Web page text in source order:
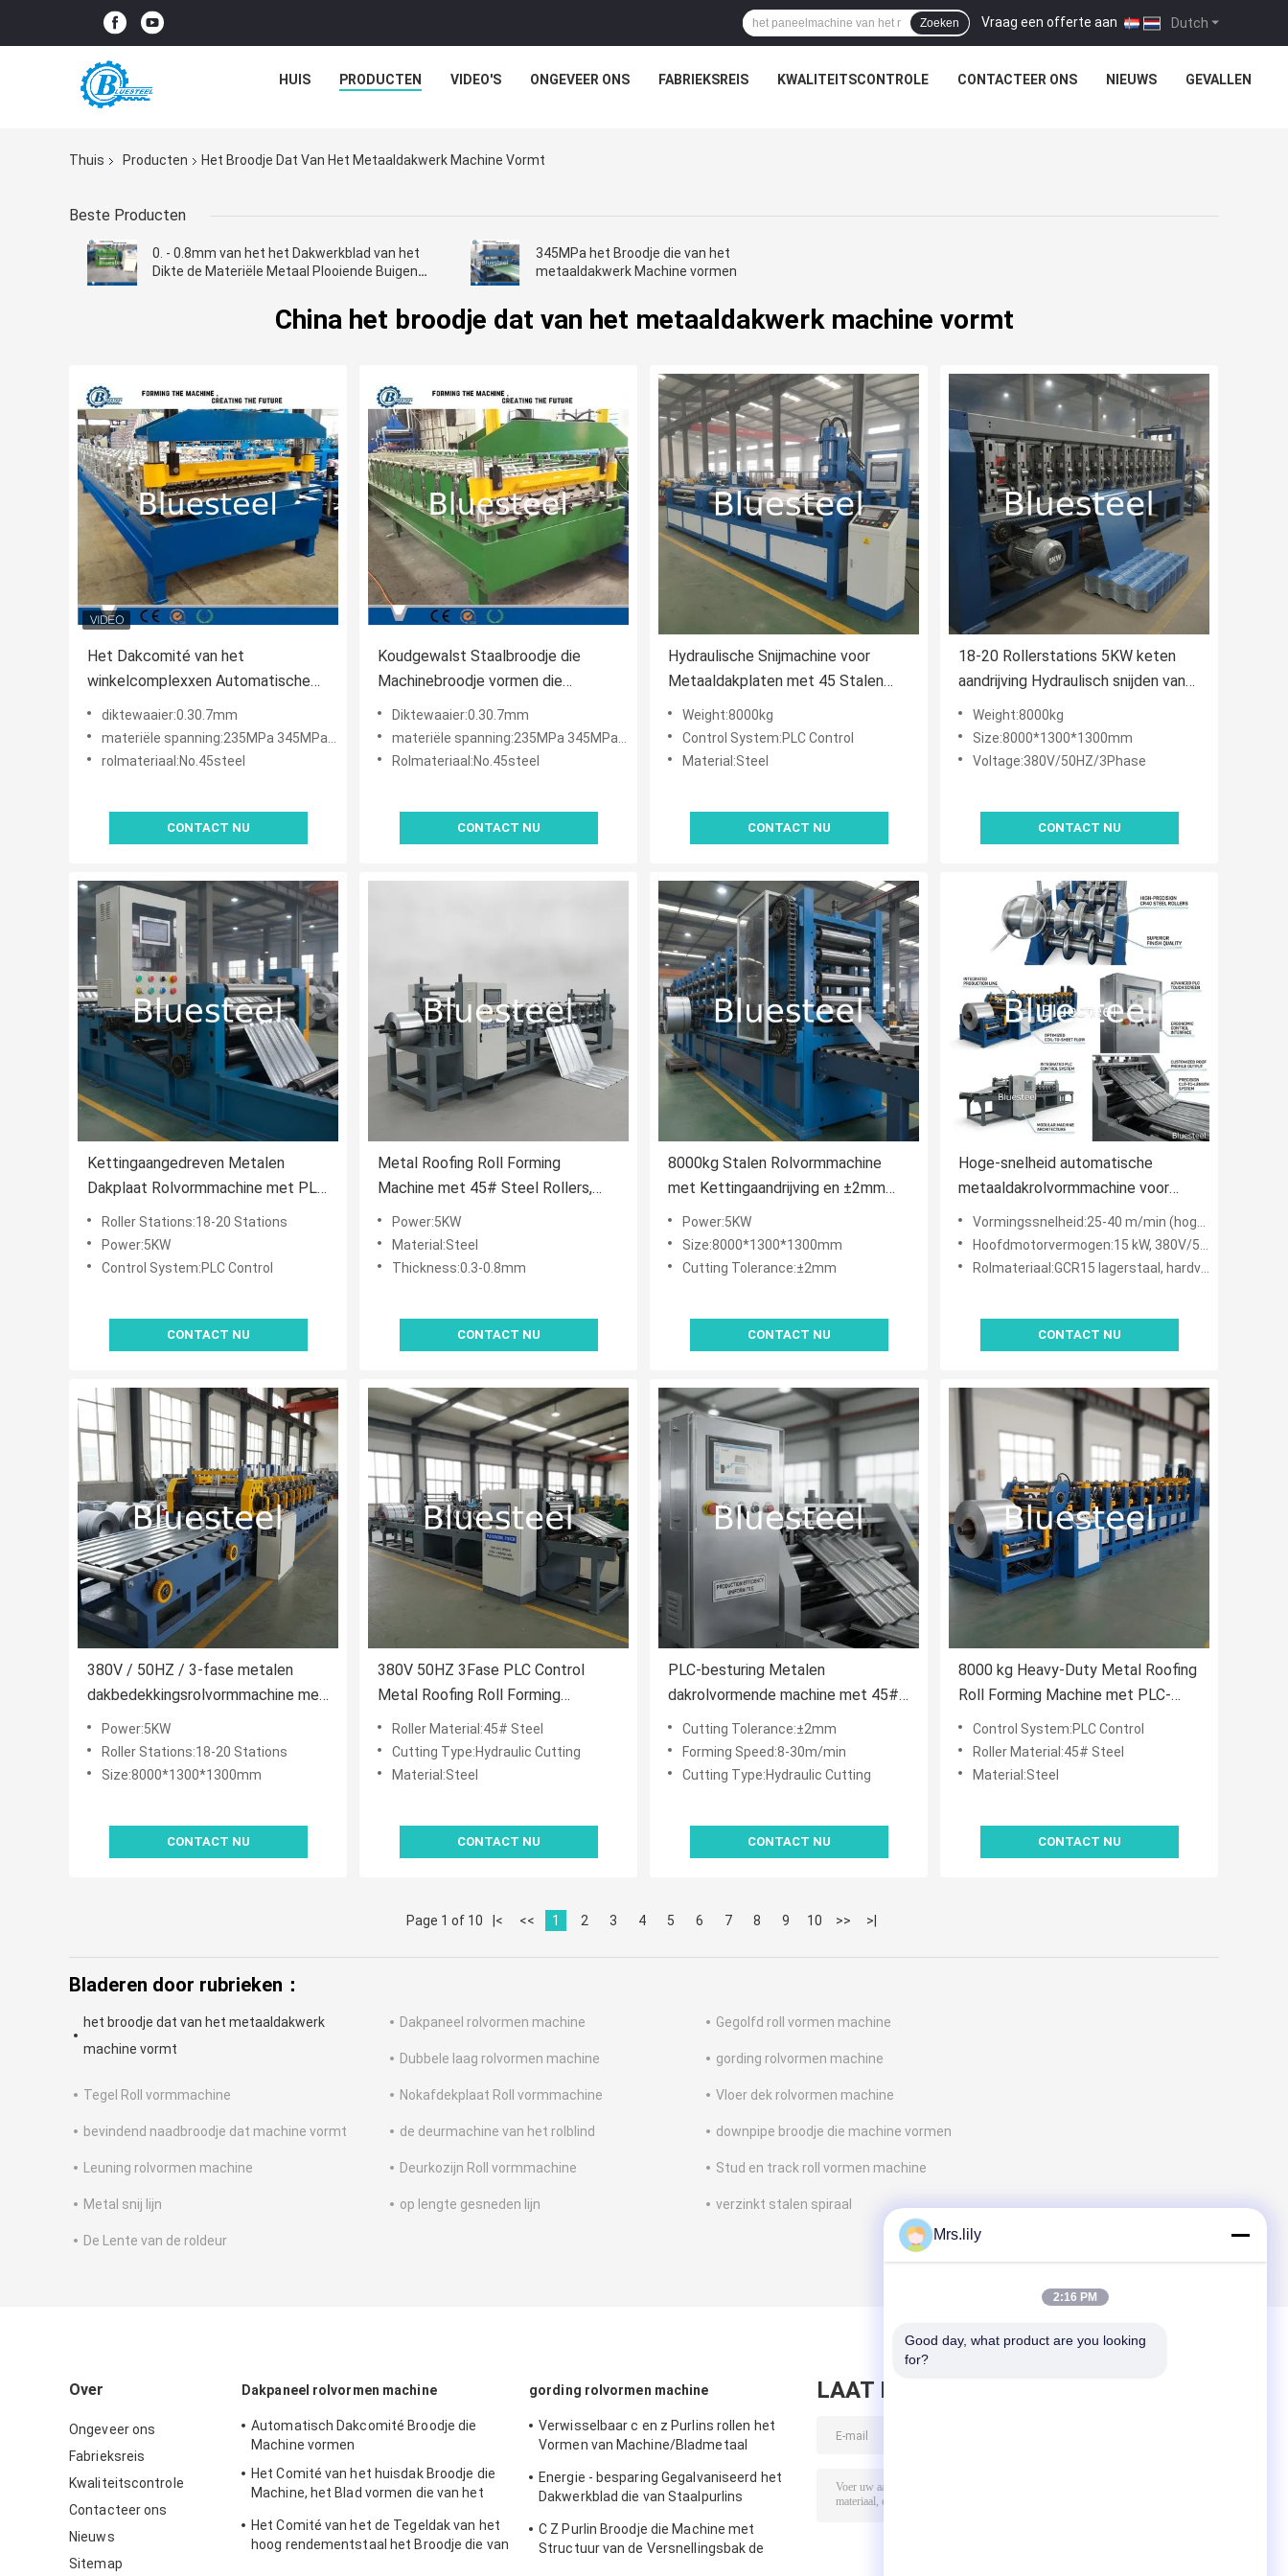
Dutch
Vraag een offerte aan |
Zoeken
HUIS PRODUCTEN VIDEO'S ONGEVEER ONS FABRIEKSREIS KWALITEITSCONTROLE CONTACTEER ONS NIEUWS GEVALLEN
Thuis Producten Het Broodje Dat Van Het Metaaldakwerk Machine Vormt
Beste Producten
0. - 0.8mm van het het Dakwerkblad van het
Dikte de Materiële Metaal Plooiende Buigende
345MPa het Broodje die van het
metaaldakwerk Machine vormen
China het broodje dat van het metaaldakwerk machine vormt
Het Dakcomité van het
winkelcomplexxen Automatische
Metaal Machinesnelheid 10 -
15m/Min
diktewaaier:0.30.7mm
materiële spanning:235MPa 345MPa en 550MPa.
rolmateriaal:No.45steel
CONTACT NU
Koudgewalst Staalbroodje die
Machinebroodje vormen die
Materiaal vormen Geen Lawaai
Diktewaaier:0.30.7mm
materiële spanning:235MPa 345MPa en 550MPa.
Rolmateriaal:No.45steel
CONTACT NU
Hydraulische Snijmachine voor
Metaaldakplaten met 45 Stalen
Rollen en PLC-besturing voor
Precisie Dakplaatproductie
Weight:8000kg
Control System:PLC Control
Material:Steel
CONTACT NU
18-20 Rollerstations 5KW keten
aandrijving Hydraulisch snijden van
metaal dak rollen vormen machine
voor de productie van stalen tegels
Weight:8000kg
Size:8000*1300*1300mm
Voltage:380V/50HZ/3Phase
CONTACT NU
Kettingaangedreven Metalen
Dakplaat Rolvormmachine met PLC
Besturing en 45# Stalen Rollen
voor Hoge Snelheid Dakplaat
Productie
Roller Stations:18-20 Stations
Power:5KW
Control System:PLC Control
CONTACT NU
Metal Roofing Roll Forming
Machine met 45# Steel Rollers,
PLC Control, en 18-20 Roller
Stations voor de productie van
dakplaten
Power:5KW
Material:Steel
Thickness:0.3-0.8mm
CONTACT NU
8000kg Stalen Rolvormmachine
met Kettingaandrijving en ±2mm
Snijtolerantie voor Precisie Metalen
Dakbedekking
Power:5KW
Size:8000*1300*1300mm
Cutting Tolerance:±2mm
CONTACT NU
Hoge-snelheid automatische
metaaldakrolvormmachine voor
grote bouwprojecten
Vormingssnelheid:25-40 m/min (hogesnelheidsmodus)
Hoofdmotorvermogen:15 kW, 380V/50Hz 3-fasig
Rolmateriaal:GCR15 lagerstaal, hardverchroomd, HRC 60-64
CONTACT NU
380V / 50HZ / 3-fase metalen
dakbedekkingsrolvormmachine met
een dikte van 0,3-0,8 mm en 18-20
rolstations voor industriële
dakbedekking
Power:5KW
Roller Stations:18-20 Stations
Size:8000*1300*1300mm
CONTACT NU
380V 50HZ 3Fase PLC Control
Metal Roofing Roll Forming
Machine met 0,3-0,8 mm Dikte en
8-30m/min Forming Speed
Roller Material:45# Steel
Cutting Type:Hydraulic Cutting
Material:Steel
CONTACT NU
PLC-besturing Metalen
dakrolvormende machine met 45#
staalrollers en 8-30m/min
vormsnelheid voor efficiënte
productie van stalen tegels
Cutting Tolerance:±2mm
Forming Speed:8-30m/min
Cutting Type:Hydraulic Cutting
CONTACT NU
8000 kg Heavy-Duty Metal Roofing
Roll Forming Machine met PLC-
besturing en 45# staalrollers voor
de productie van dakplaten
Control System:PLC Control
Roller Material:45# Steel
Material:Steel
CONTACT NU
Page 1 of 10 |< << 1 2 3 4 5 6 7 8 9 10 >> >|
Bladeren door rubrieken：
het broodje dat van het metaaldakwerk
machine vormt
Dakpaneel rolvormen machine Gegolfd roll vormen machine
Dubbele laag rolvormen machine gording rolvormen machine
Tegel Roll vormmachine Nokafdekplaat Roll vormmachine Vloer dek rolvormen machine
bevindend naadbroodje dat machine vormt de deurmachine van het rolblind downpipe broodje die machine vormen
Leuning rolvormen machine Deurkozijn Roll vormmachine Stud en track roll vormen machine
Metal snij lijn op lengte gesneden lijn verzinkt stalen spiraal
De Lente van de roldeur
Over
Ongeveer ons
Fabrieksreis
Kwaliteitscontrole
Contacteer ons
Nieuws
Sitemap
Dakpaneel rolvormen machine
Automatisch Dakcomité Broodje die
Machine vormen
Het Comité van het huisdak Broodje die
Machine, het Blad vormen die van het
Het Comité van het de Tegeldak van het
hoog rendementstaal het Broodje die van
gording rolvormen machine
Verwisselbaar c en z Purlins rollen het
Vormen van Machine/Bladmetaal
Energie - besparing Gegalvaniseerd het
Dakwerkblad die van Staalpurlins
C Z Purlin Broodje die Machine met
Structuur van de Versnellingsbak de
LAAT BERICHT ACHTER
Mrs.lily
2:16 PM
Good day, what product are you looking
for?